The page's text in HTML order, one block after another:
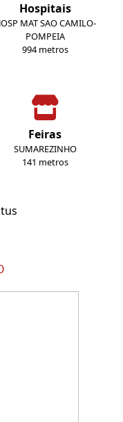
Hospitais
MAT SAO CAMILO-
POMPEIA
994 metros
Feiras
SUMAREZINHO
141 metros